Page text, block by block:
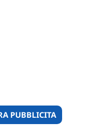
PUBBLICITA